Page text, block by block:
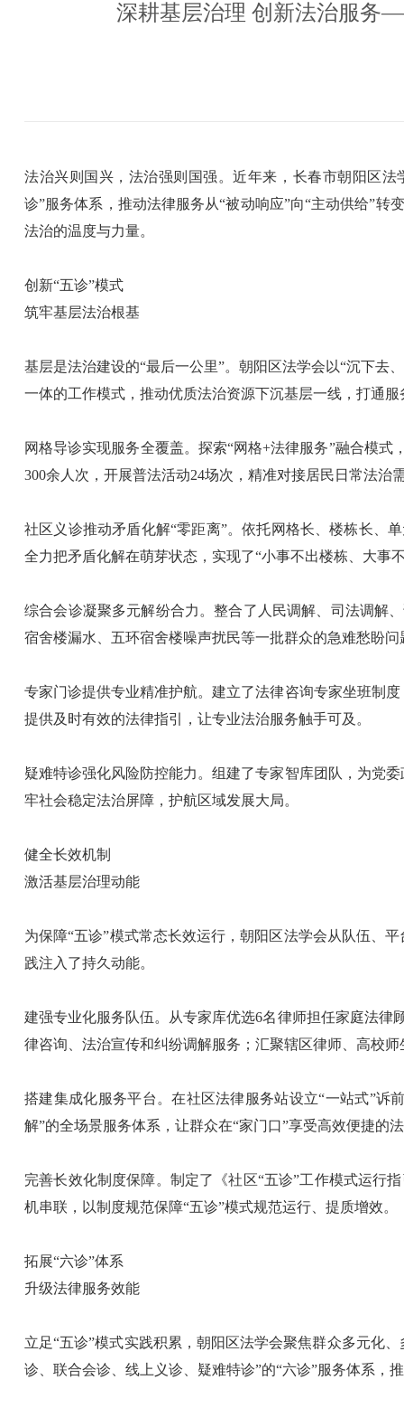
深耕基层治理 创新法治服务
法治兴则国兴，法治强则国强。近年来，长春市朝阳区
诊”服务体系，推动法律服务从“被动响应”向“主动供给”
法治的温度与力量。
创新“五诊”模式
筑牢基层法治根基
基层是法治建设的“最后一公里”。朝阳区法学会以“沉下去
一体的工作模式，推动优质法治资源下沉基层一线，打通服
网格导诊实现服务全覆盖。探索“网格+法律服务”融合模
300余人次，开展普法活动24场次，精准对接居民日常法治
社区义诊推动矛盾化解“零距离”。依托网格长、楼栋长、
全力把矛盾化解在萌芽状态，实现了“小事不出楼栋、大事
综合会诊凝聚多元解纷合力。整合了人民调解、司法调解
宿舍楼漏水、五环宿舍楼噪声扰民等一批群众的急难愁盼
专家门诊提供专业精准护航。建立了法律咨询专家坐班制
提供及时有效的法律指引，让专业法治服务触手可及。
疑难特诊强化风险防控能力。组建了专家智库团队，为党
牢社会稳定法治屏障，护航区域发展大局。
健全长效机制
激活基层治理动能
为保障“五诊”模式常态长效运行，朝阳区法学会从队伍、
践注入了持久动能。
建强专业化服务队伍。从专家库优选6名律师担任家庭法
律咨询、法治宣传和纠纷调解服务；汇聚辖区律师、高校
搭建集成化服务平台。在社区法律服务站设立“一站式”诉
解”的全场景服务体系，让群众在“家门口”享受高效便捷的
完善长效化制度保障。制定了《社区“五诊”工作模式运行
机串联，以制度规范保障“五诊”模式规范运行、提质增效。
拓展“六诊”体系
升级法律服务效能
立足“五诊”模式实践积累，朝阳区法学会聚焦群众多元化
诊、联合会诊、线上义诊、疑难特诊”的“六诊”服务体系，